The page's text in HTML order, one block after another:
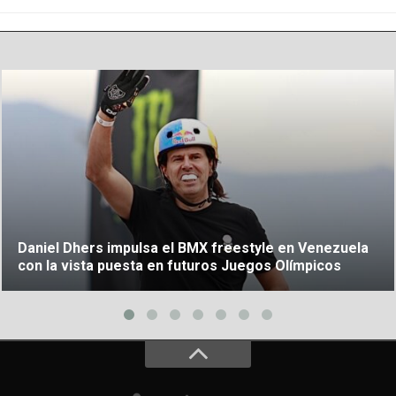
Daniel Dhers impulsa el BMX freestyle en Venezuela
con la vista puesta en futuros Juegos Olímpicos